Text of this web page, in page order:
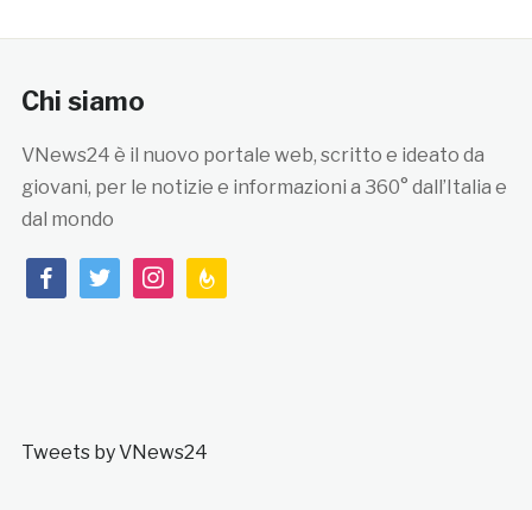
Chi siamo
VNews24 è il nuovo portale web, scritto e ideato da
giovani, per le notizie e informazioni a 360° dall’Italia e
dal mondo
facebooktwitterinstagramfeedburner
Tweets by VNews24